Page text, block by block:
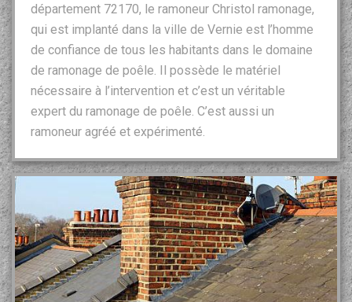
département 72170, le ramoneur Christol ramonage,
qui est implanté dans la ville de Vernie est l’homme
de confiance de tous les habitants dans le domaine
de ramonage de poêle. Il possède le matériel
nécessaire à l’intervention et c’est un véritable
expert du ramonage de poêle. C’est aussi un
ramoneur agréé et expérimenté.